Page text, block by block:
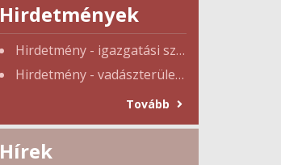
Hirdetmények
Hirdetmény - igazgatási szünet
Hirdetmény - vadászterület tulajdonosi gyűlés
Tovább
Hírek